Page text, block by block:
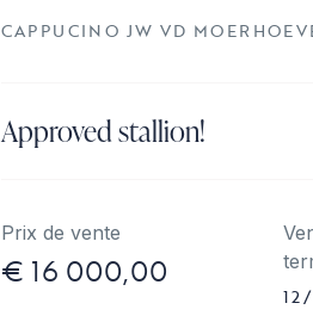
CAPPUCINO JW VD
Approved stallion!
Prix de vente
€ 16 000,00